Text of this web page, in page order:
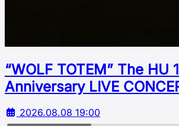
“WOLF TOTEM” The HU
Аnniversary LIVE
2026.08.08 19:00